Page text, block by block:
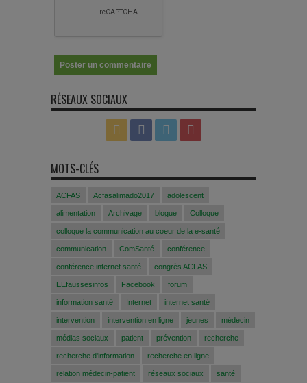
RÉSEAUX SOCIAUX
MOTS-CLÉS
ACFAS Acfasalimado2017 adolescent
alimentation Archivage blogue Colloque
colloque la communication au coeur de la e-santé
communication ComSanté conférence
conférence internet santé congrès ACFAS
EEfaussesinfos Facebook forum
information santé Internet internet santé
intervention intervention en ligne jeunes médecin
médias sociaux patient prévention recherche
recherche d'information recherche en ligne
relation médecin-patient réseaux sociaux santé